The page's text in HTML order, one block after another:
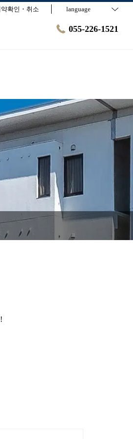
확인・취소 language
055-226-1521